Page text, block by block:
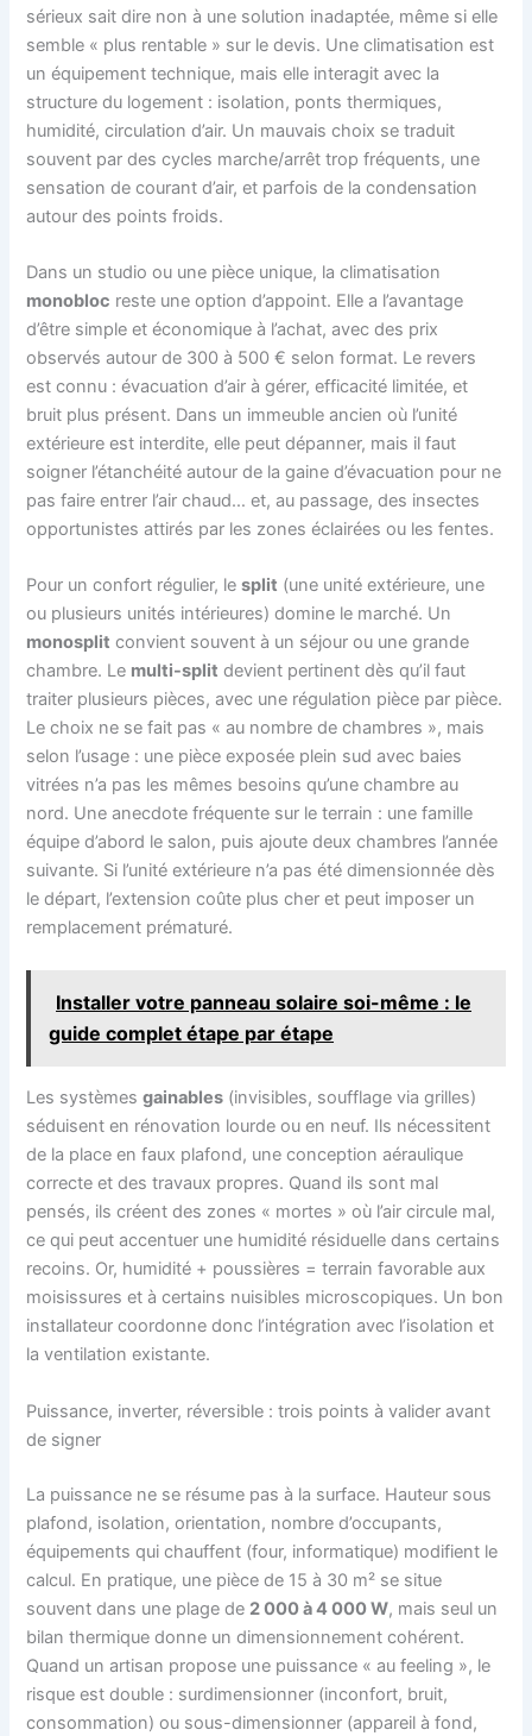
sérieux sait dire non à une solution inadaptée, même si elle
semble « plus rentable » sur le devis. Une climatisation est
un équipement technique, mais elle interagit avec la
structure du logement : isolation, ponts thermiques,
humidité, circulation d’air. Un mauvais choix se traduit
souvent par des cycles marche/arrêt trop fréquents, une
sensation de courant d’air, et parfois de la condensation
autour des points froids.
Dans un studio ou une pièce unique, la climatisation
monobloc reste une option d’appoint. Elle a l’avantage
d’être simple et économique à l’achat, avec des prix
observés autour de 300 à 500 € selon format. Le revers
est connu : évacuation d’air à gérer, efficacité limitée, et
bruit plus présent. Dans un immeuble ancien où l’unité
extérieure est interdite, elle peut dépanner, mais il faut
soigner l’étanchéité autour de la gaine d’évacuation pour ne
pas faire entrer l’air chaud… et, au passage, des insectes
opportunistes attirés par les zones éclairées ou les fentes.
Pour un confort régulier, lesplit (une unité extérieure, une
ou plusieurs unités intérieures) domine le marché. Un
monosplit convient souvent à un séjour ou une grande
chambre. Le multi-split devient pertinent dès qu’il faut
traiter plusieurs pièces, avec une régulation pièce par pièce.
Le choix ne se fait pas « au nombre de chambres », mais
selon l’usage : une pièce exposée plein sud avec baies
vitrées n’a pas les mêmes besoins qu’une chambre au
nord. Une anecdote fréquente sur le terrain : une famille
équipe d’abord le salon, puis ajoute deux chambres l’année
suivante. Si l’unité extérieure n’a pas été dimensionnée dès
le départ, l’extension coûte plus cher et peut imposer un
remplacement prématuré.
Installer votre panneau solaire soi-même : le
guide complet étape par étape
Les systèmesgainables (invisibles, soufflage via grilles)
séduisent en rénovation lourde ou en neuf. Ils nécessitent
de la place en faux plafond, une conception aéraulique
correcte et des travaux propres. Quand ils sont mal
pensés, ils créent des zones « mortes » où l’air circule mal,
ce qui peut accentuer une humidité résiduelle dans certains
recoins. Or, humidité + poussières = terrain favorable aux
moisissures et à certains nuisibles microscopiques. Un bon
installateur coordonne donc l’intégration avec l’isolation et
la ventilation existante.
Puissance, inverter, réversible : trois points à valider avant
de signer
La puissance ne se résume pas à la surface. Hauteur sous
plafond, isolation, orientation, nombre d’occupants,
équipements qui chauffent (four, informatique) modifient le
calcul. En pratique, une pièce de 15 à 30 m² se situe
souvent dans une plage de 2 000 à 4 000 W, mais seul un
bilan thermique donne un dimensionnement cohérent.
Quand un artisan propose une puissance « au feeling », le
risque est double : surdimensionner (inconfort, bruit,
consommation) ou sous-dimensionner (appareil à fond,